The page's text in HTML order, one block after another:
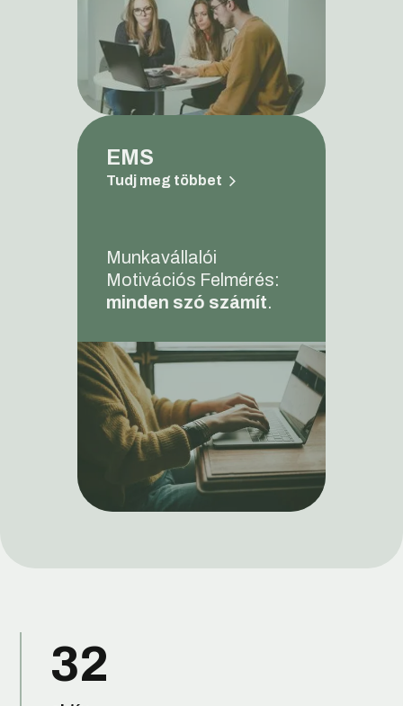
EMS
Tudj meg többet
Munkavállalói
Motivációs Felmérés:
minden szó számít.
32